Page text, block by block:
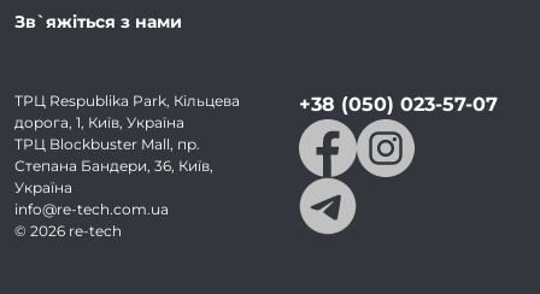
Зв`яжіться з нами
ТРЦ Respublika Park, Кільцева
дорога, 1, Київ, Україна
ТРЦ Blockbuster Mall, пр.
Степана Бандери, 36, Київ,
Україна
info@re-tech.com.ua
© 2026 re-tech
+38 (050) 023-57-07